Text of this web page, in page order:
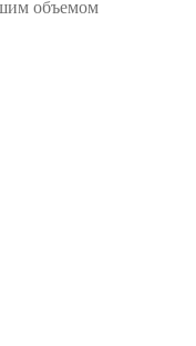
объемом